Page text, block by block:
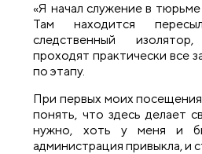
«Я начал служение в
Там находится
следственный
проходят практически все
по этапу.
При первых моих
понять, что здесь делает
нужно, хоть у меня и
администрация привыкла, и